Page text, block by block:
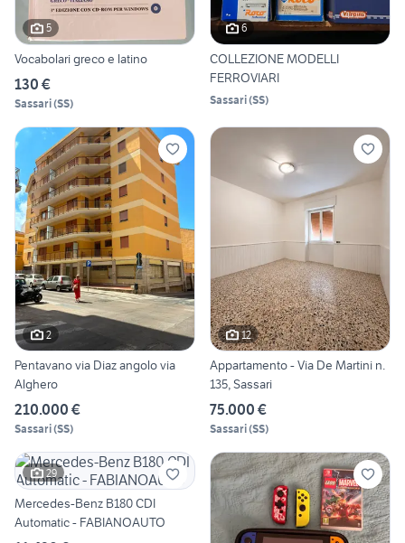
5
Vocabolari greco e latino
130 €
Sassari(SS)
6
COLLEZIONE MODELLI
FERROVIARI
Sassari(SS)
2
Pentavano via Diaz angolo via
Alghero
210.000 €
Sassari(SS)
12
Appartamento - Via De Martini n.
135, Sassari
75.000 €
Sassari(SS)
29
Mercedes-Benz B180 CDI
Automatic - FABIANOAUTO